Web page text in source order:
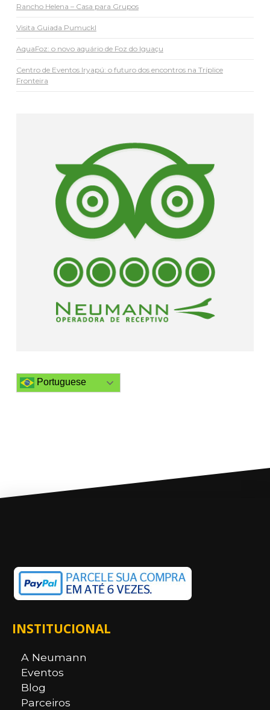
Rancho Helena – Casa para Grupos
Visita Guiada Pumuckl
AquaFoz: o novo aquário de Foz do Iguaçu
Centro de Eventos Iryapú: o futuro dos encontros na Tríplice
Fronteira
Portuguese
INSTITUCIONAL
A Neumann
Eventos
Blog
Parceiros